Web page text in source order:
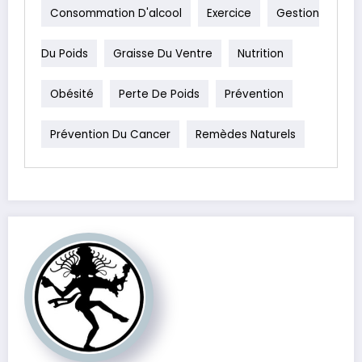
Consommation D'alcool Exercice Gestion
Du Poids Graisse Du Ventre Nutrition
Obésité Perte De Poids Prévention
Prévention Du Cancer Remèdes Naturels